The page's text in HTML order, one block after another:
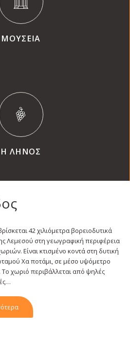
ΜΟΥΣΕΙΑ
Η ΛΗΝΟΣ
42 χιλιόμετρα βορειοδυτικά
Λεμεσού στη γεωγραφική περιφέρεια
Είναι κτισμένο κοντά στη δυτική
Χα ποτάμι, σε μέσο υψόμετρο
χωριό περιβάλλεται από ψηλές